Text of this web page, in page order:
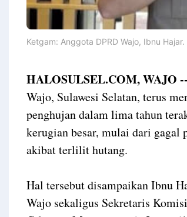
Ketgam: Anggota DPRD Wajo, Ibnu Hajar.
HALOSULSEL.COM, WAJO --
Wajo, Sulawesi Selatan, terus
penghujan dalam lima tahun
kerugian besar, mulai dari gagal
akibat terlilit hutang.
Hal tersebut disampaikan Ibnu
Wajo sekaligus Sekretaris